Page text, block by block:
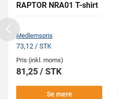
RAPTOR NRA01 T-shirt
Medlemspris
73,12 / STK
Pris (inkl. moms)
81,25 / STK
Se mere
Previous